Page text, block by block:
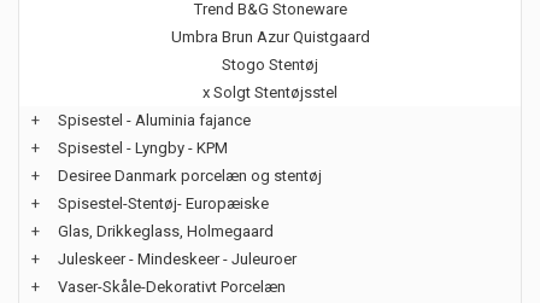
Trend B&G Stoneware
Umbra Brun Azur Quistgaard
Stogo Stentøj
x Solgt Stentøjsstel
+
Spisestel - Aluminia fajance
+
Spisestel - Lyngby - KPM
+
Desiree Danmark porcelæn og stentøj
+
Spisestel-Stentøj- Europæiske
+
Glas, Drikkeglass, Holmegaard
+
Juleskeer - Mindeskeer - Juleuroer
+
Vaser-Skåle-Dekorativt Porcelæn